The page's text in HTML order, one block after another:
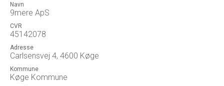
Navn
9mere ApS
CVR
45142078
Adresse
Carlsensvej 4, 4600 Køge
Kommune
Køge Kommune